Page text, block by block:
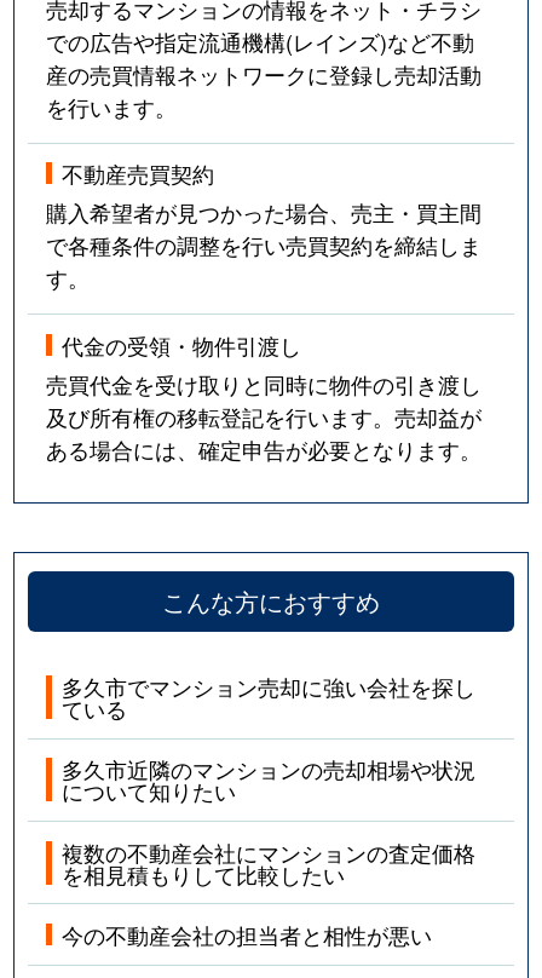
売却するマンションの情報をネット・チラシ
での広告や指定流通機構(レインズ)など不動
産の売買情報ネットワークに登録し売却活動
を行います。
不動産売買契約
購入希望者が見つかった場合、売主・買主間
で各種条件の調整を行い売買契約を締結しま
す。
代金の受領・物件引渡し
売買代金を受け取りと同時に物件の引き渡し
及び所有権の移転登記を行います。売却益が
ある場合には、確定申告が必要となります。
こんな方におすすめ
多久市でマンション売却に強い会社を探し
ている
多久市近隣のマンションの売却相場や状況
について知りたい
複数の不動産会社にマンションの査定価格
を相見積もりして比較したい
今の不動産会社の担当者と相性が悪い